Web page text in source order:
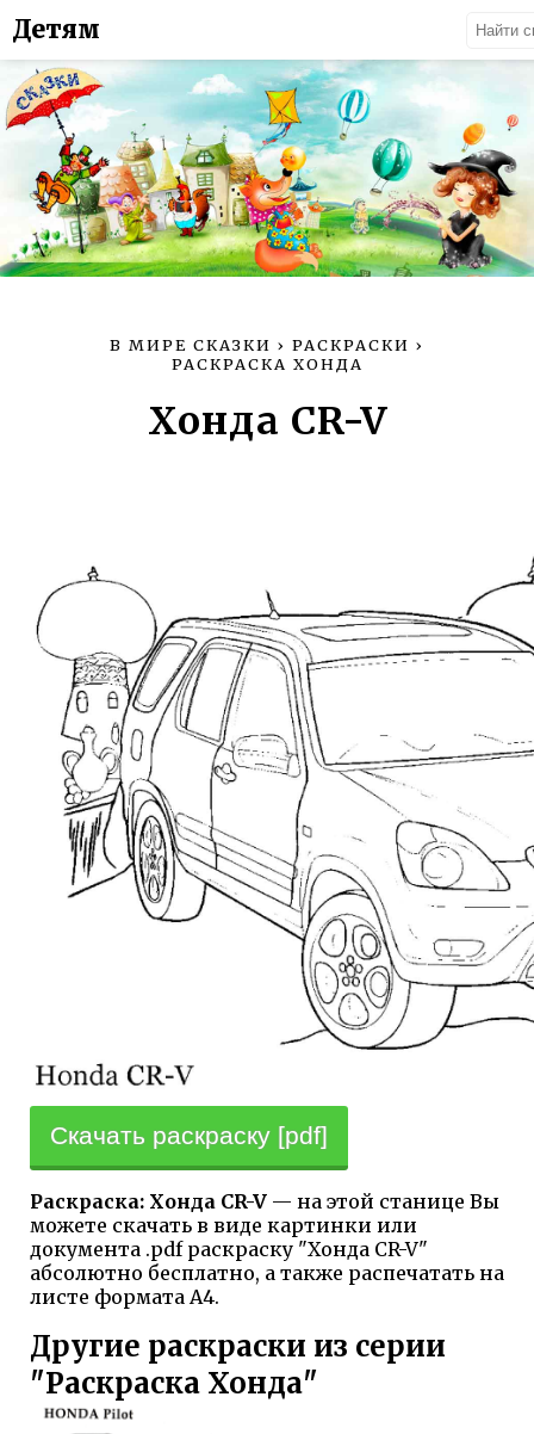
Детям
В МИРЕ СКАЗКИ › РАСКРАСКИ ›
РАСКРАСКА ХОНДА
Хонда CR-V
Скачать раскраску [pdf]
Раскраска: Хонда CR-V — на этой станице Вы
можете скачать в виде картинки или
документа .pdf раскраску "Хонда CR-V"
абсолютно бесплатно, а также распечатать на
листе формата А4.
Другие раскраски из серии
"Раскраска Хонда"